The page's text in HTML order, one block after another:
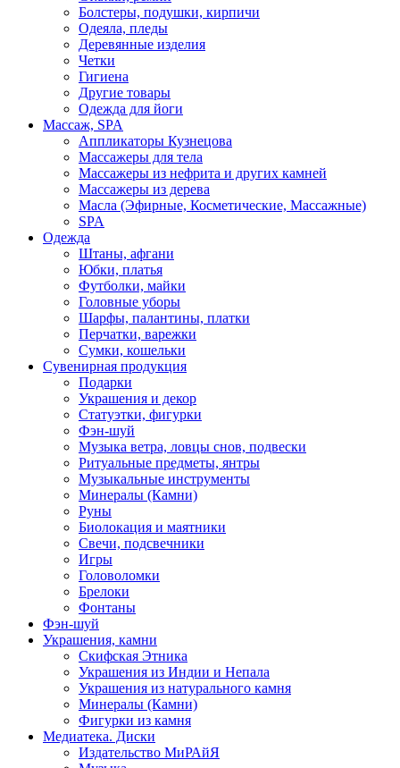
Болстеры, подушки, кирпичи
Одеяла, пледы
Деревянные изделия
Четки
Гигиена
Другие товары
Одежда для йоги
Массаж, SPA
Аппликаторы Кузнецова
Массажеры для тела
Массажеры из нефрита и других камней
Массажеры из дерева
Масла (Эфирные, Косметические, Массажные)
SPA
Одежда
Штаны, афгани
Юбки, платья
Футболки, майки
Головные уборы
Шарфы, палантины, платки
Перчатки, варежки
Сумки, кошельки
Сувенирная продукция
Подарки
Украшения и декор
Статуэтки, фигурки
Фэн-шуй
Музыка ветра, ловцы снов, подвески
Ритуальные предметы, янтры
Музыкальные инструменты
Минералы (Камни)
Руны
Биолокация и маятники
Свечи, подсвечники
Игры
Головоломки
Брелоки
Фонтаны
Фэн-шуй
Украшения, камни
Скифская Этника
Украшения из Индии и Непала
Украшения из натурального камня
Минералы (Камни)
Фигурки из камня
Медиатека. Диски
Издательство МиРАйЯ